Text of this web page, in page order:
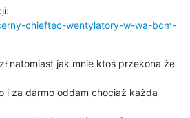
chieftec-wentylatory-w-wa-bcm-
natomiast jak mnie ktoś przekona że
i za darmo oddam chociaż każda